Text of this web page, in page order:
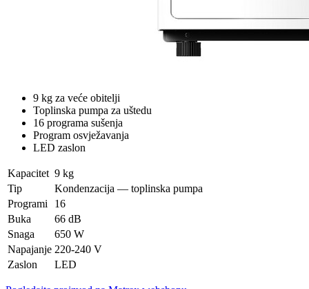
9 kg za veće obitelji
Toplinska pumpa za uštedu
16 programa sušenja
Program osvježavanja
LED zaslon
Kapacitet 9 kg
Tip
Kondenzacija — toplinska pumpa
Programi
16
Buka
66 dB
Snaga
650 W
Napajanje 220-240 V
Zaslon
LED